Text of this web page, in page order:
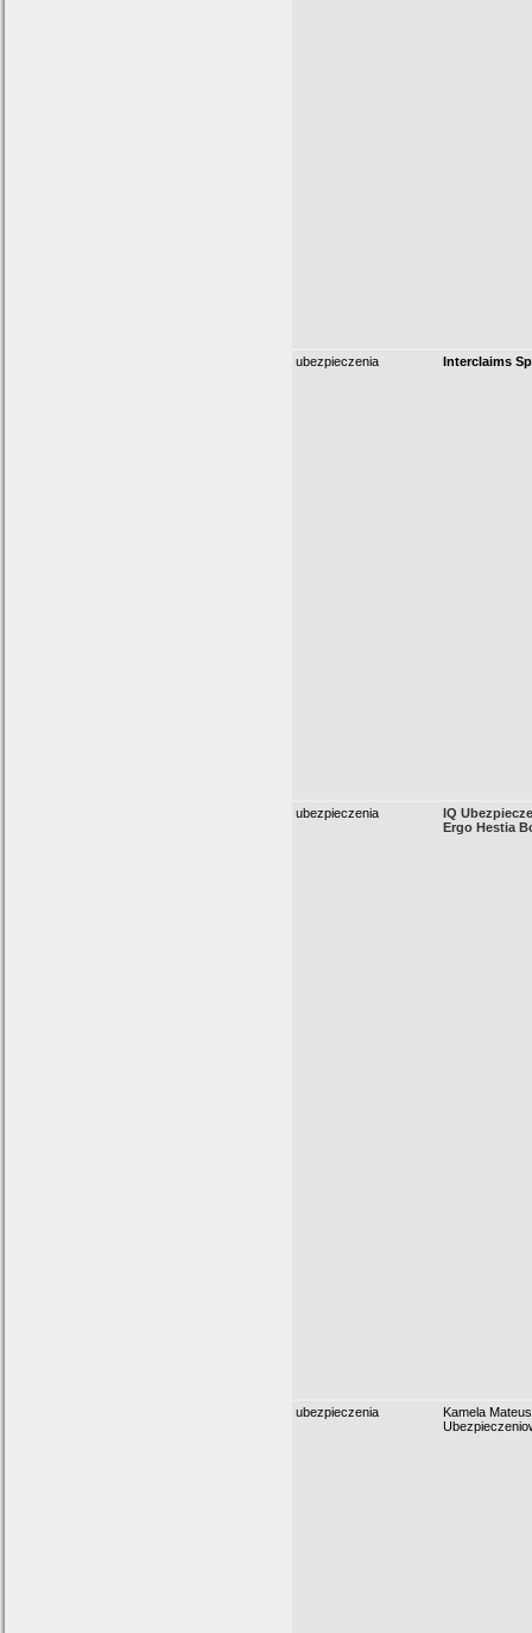
ubezpieczenia Interclaims
ubezpieczenia
IQ
Ergo Hestia
ubezpieczenia
Kamela